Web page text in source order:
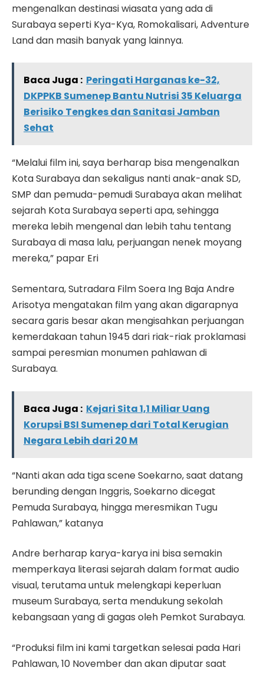
mengenalkan destinasi wiasata yang ada di
Surabaya seperti Kya-Kya, Romokalisari, Adventure
Land dan masih banyak yang lainnya.
Baca Juga : Peringati Harganas ke-32,
DKPPKB Sumenep Bantu Nutrisi 35 Keluarga
Berisiko Tengkes dan Sanitasi Jamban
Sehat
“Melalui film ini, saya berharap bisa mengenalkan
Kota Surabaya dan sekaligus nanti anak-anak SD,
SMP dan pemuda-pemudi Surabaya akan melihat
sejarah Kota Surabaya seperti apa, sehingga
mereka lebih mengenal dan lebih tahu tentang
Surabaya di masa lalu, perjuangan nenek moyang
mereka,” papar Eri
Sementara, Sutradara Film Soera Ing Baja Andre
Arisotya mengatakan film yang akan digarapnya
secara garis besar akan mengisahkan perjuangan
kemerdakaan tahun 1945 dari riak-riak proklamasi
sampai peresmian monumen pahlawan di
Surabaya.
Baca Juga : Kejari Sita 1,1 Miliar Uang
Korupsi BSI Sumenep dari Total Kerugian
Negara Lebih dari 20 M
“Nanti akan ada tiga scene Soekarno, saat datang
berunding dengan Inggris, Soekarno dicegat
Pemuda Surabaya, hingga meresmikan Tugu
Pahlawan,” katanya
Andre berharap karya-karya ini bisa semakin
memperkaya literasi sejarah dalam format audio
visual, terutama untuk melengkapi keperluan
museum Surabaya, serta mendukung sekolah
kebangsaan yang di gagas oleh Pemkot Surabaya.
“Produksi film ini kami targetkan selesai pada Hari
Pahlawan, 10 November dan akan diputar saat